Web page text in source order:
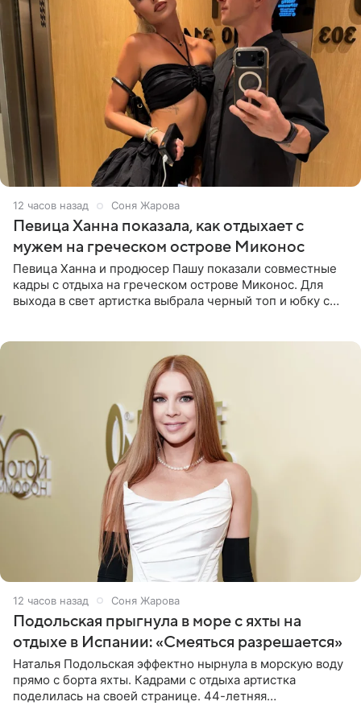
12 часов назад Соня Жарова
Певица Ханна показала, как отдыхает с
мужем на греческом острове Миконос
Певица Ханна и продюсер Пашу показали совместные
кадры с отдыха на греческом острове Миконос. Для
выхода в свет артистка выбрала черный топ и юбку с
12 часов назад Соня Жарова
Подольская прыгнула в море с яхты на
отдыхе в Испании: «Смеяться разрешается»
Наталья Подольская эффектно нырнула в морскую воду
прямо с борта яхты. Кадрами с отдыха артистка
поделилась на своей странице. 44-летняя